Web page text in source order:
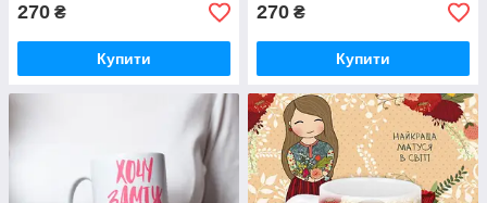
270 ₴
Купити
270 ₴
Купити